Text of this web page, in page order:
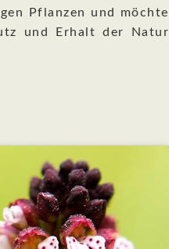
Pflanzen und möchte
und Erhalt der Natur